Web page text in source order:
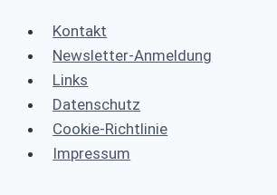
Kontakt
Newsletter-Anmeldung
Links
Datenschutz
Cookie-Richtlinie
Impressum